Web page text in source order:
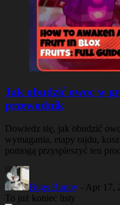
Jak obudzić owoc w
przewodnik
Dowiedz się, jak obudzić
wymagania, etapy rajdu,
pomogą przyspieszyć ten
Bugs Bunny - Apr 17,
To już koniec listy